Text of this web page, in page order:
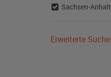
Sachsen-Anhalt
Erweiterte Suche